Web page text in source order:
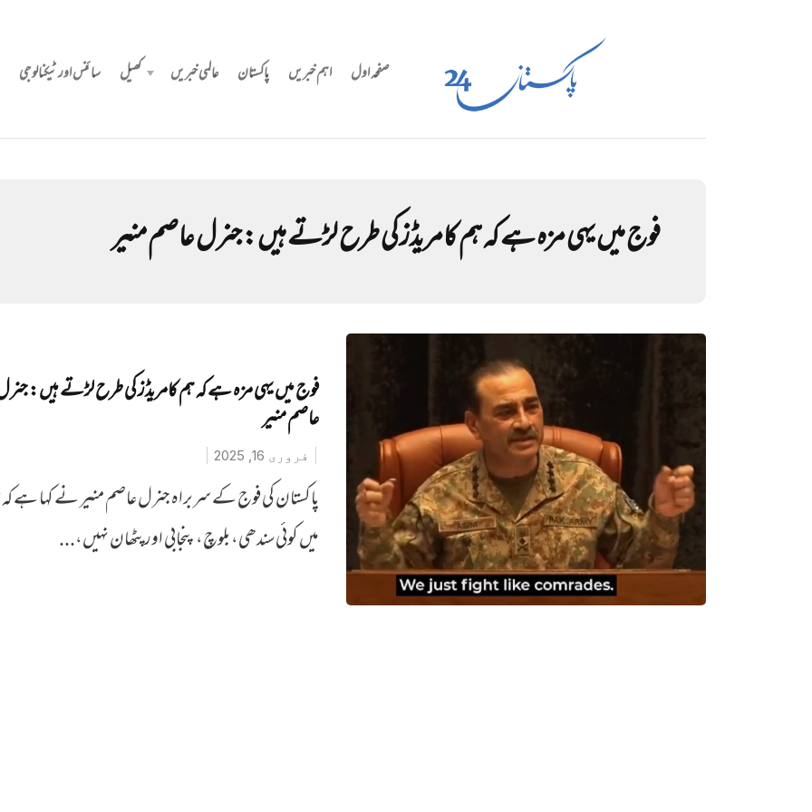
صفحہ اول اہم خبریں پاکستان عالمی خبریں کھیل سائنس اور ٹیکنالوجی
فوج میں یہی مزہ ہے کہ ہم کامریڈز کی طرح لڑتے ہیں: جنرل عاصم منیر
فوج میں یہی مزہ ہے کہ ہم کامریڈز کی طرح لڑتے ہیں:
عاصم منیر
فروری 16, 2025
پاکستان کی فوج کے سربراہ جنرل عاصم منیر نے کہا ہے
میں کوئی سندھی، بلوچ، پنجابی اور پٹھان نہیں،...